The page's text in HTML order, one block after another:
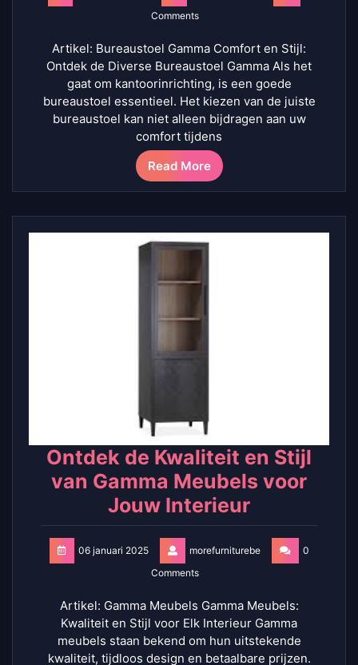
Comments
Artikel: Bureaustoel Gamma Comfort en Stijl:
Ontdek de Diverse Bureaustoel Gamma Als het
gaat om kantoorinrichting, is een goede
bureaustoel essentieel. Het kiezen van de juiste
bureaustoel kan niet alleen bijdragen aan uw
comfort tijdens
Read More
Ontdek de Kwaliteit en Stijl
van Gamma Meubels voor
Jouw Interieur
06 januari 2025 morefurniturebe
0
Comments
Artikel: Gamma Meubels Gamma Meubels:
Kwaliteit en Stijl voor Elk Interieur Gamma
meubels staan bekend om hun uitstekende
kwaliteit, tijdloos design en betaalbare prijzen.